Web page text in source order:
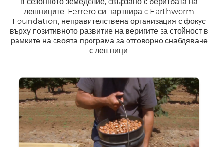
в сезонното земеделие, свързано с беритбата на
лешниците. Ferrero си партнира с Earthworm
Foundation, неправителствена организация с фокус
върху позитивното развитие на веригите за стойност в
рамките на своята програма за отговорно снабдяване
с лешници.